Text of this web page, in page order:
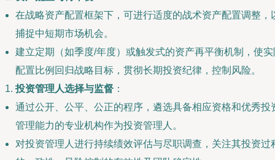
在战略资产配置框架下，可进行适度的战术资产配置调整，
捕捉中短期市场机会。
建立定期（如季度/年度）或触发式的资产再平衡机制，使实
配置比例回归战略目标，贯彻长期投资纪律，控制风险。
投资管理人选择与监督 ：
通过公开、公平、公正的程序，遴选具备相应资格和优秀投
管理能力的专业机构作为投资管理人。
对投资管理人进行持续绩效评估与尽职调查，关注其投资过